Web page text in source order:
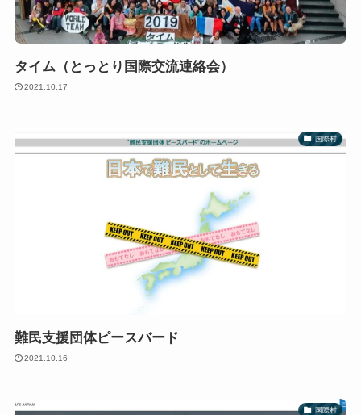
タイム（とっとり国際交流連絡会）
2021.10.17
国際村
難民支援団体ピースバード
2021.10.16
国際村